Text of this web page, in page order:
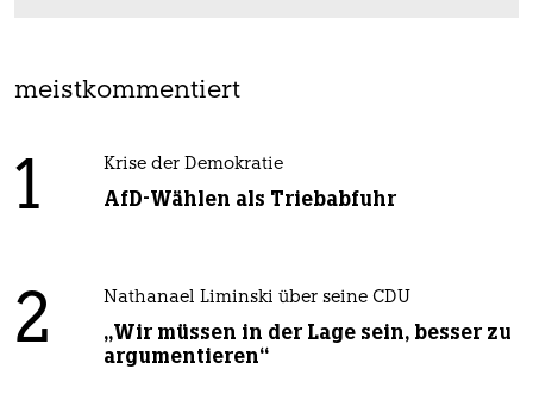
meistkommentiert
1 Krise der Demokratie
AfD-Wählen als Triebabfuhr
2 Nathanael Liminski über seine CDU
„Wir müssen in der Lage sein, besser zu
argumentieren“